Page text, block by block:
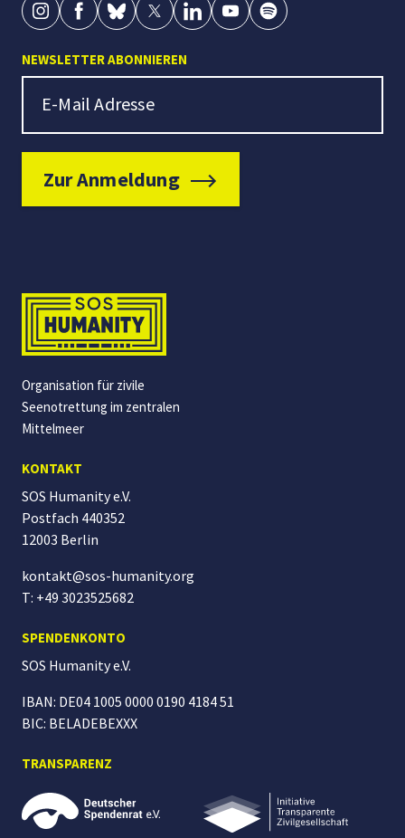
NEWSLETTER ABONNIEREN
Newsletter Signup
E-Mail Adresse
Zur Anmeldung
Organisation für zivile
Seenotrettung im zentralen
Mittelmeer
KONTAKT
SOS Humanity e.V.
Postfach 440352
12003 Berlin
kontakt@sos-humanity.org
T: +49 3023525682
SPENDENKONTO
SOS Humanitye.V.
IBAN: DE04 1005 0000 0190 4184 51
BIC: BELADEBEXXX
TRANSPARENZ